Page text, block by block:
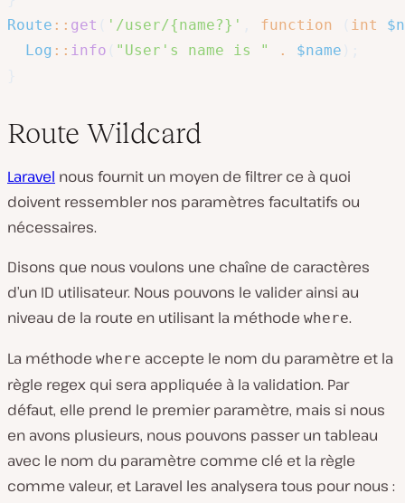
Route :: get '/user/{name?}' function int
Log :: info "User's name is " . $name
Route Wildcard
Laravel nous fournit un moyen de filtrer ce à quoi
doivent ressembler nos paramètres facultatifs ou
nécessaires.
Disons que nous voulons une chaîne de caractères
d’un ID utilisateur. Nous pouvons le valider ainsi au
niveau de la route en utilisant la méthode where.
La méthode where accepte le nom du paramètre et la
règle regex qui sera appliquée à la validation. Par
défaut, elle prend le premier paramètre, mais si nous
en avons plusieurs, nous pouvons passer un tableau
avec le nom du paramètre comme clé et la règle
comme valeur, et Laravel les analysera tous pour nous :